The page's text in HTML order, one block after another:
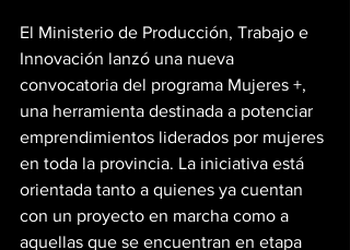
El Ministerio de Producción, Trabajo e
Innovación lanzó una nueva
convocatoria del programa Mujeres +,
una herramienta destinada a potenciar
emprendimientos liderados por mujeres
en toda la provincia. La iniciativa está
orientada tanto a quienes ya cuentan
con un proyecto en marcha como a
aquellas que se encuentran en etapa